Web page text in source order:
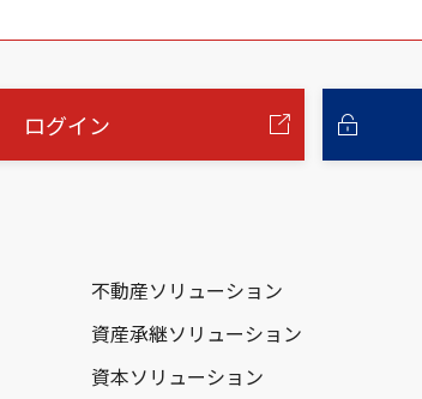
ログイン
不動産ソリューション
資産承継ソリューション
資本ソリューション